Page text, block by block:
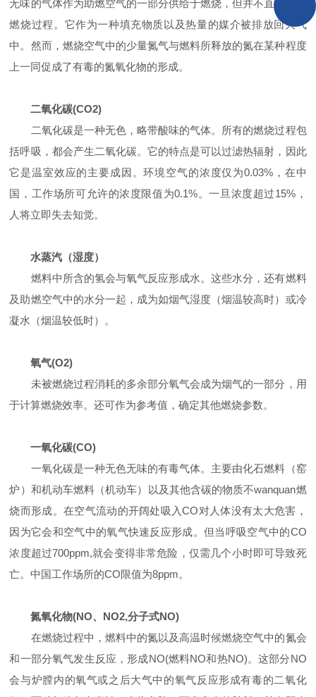
无味的气体作为助燃空气的一部分供给于燃烧，但并不直接参与
燃烧过程。它作为一种填充物质以及热量的媒介被排放回大气
中。然而，燃烧空气中的少量氮气与燃料所释放的氮在某种程度
上一同促成了有毒的氮氧化物的形成。
二氧化碳(CO2)
二氧化碳是一种无色，略带酸味的气体。所有的燃烧过程包
括呼吸，都会产生二氧化碳。它的特点是可以过滤热辐射，因此
它是温室效应的主要成因。环境空气的浓度仅为0.03%，在中
国，工作场所可允许的浓度限值为0.1%。一旦浓度超过15%，
人将立即失去知觉。
水蒸汽（湿度）
燃料中所含的氢会与氧气反应形成水。这些水分，还有燃料
及助燃空气中的水分一起，成为如烟气湿度（烟温较高时）或冷
凝水（烟温较低时）。
氧气(O2)
未被燃烧过程消耗的多余部分氧气会成为烟气的一部分，用
于计算燃烧效率。还可作为参考值，确定其他燃烧参数。
一氧化碳(CO)
一氧化碳是一种无色无味的有毒气体。主要由化石燃料（窑
炉）和机动车燃料（机动车）以及其他含碳的物质不wanquan燃
烧而形成。在空气流动的开阔处吸入CO对人体没有太大危害，
因为它会和空气中的氧气快速反应形成。但当呼吸空气中的CO
浓度超过700ppm,就会变得非常危险，仅需几个小时即可导致死
亡。中国工作场所的CO限值为8ppm。
氮氧化物(NO、NO2,分子式NO)
在燃烧过程中，燃料中的氮以及高温时候燃烧空气中的氮会
和一部分氧气发生反应，形成NO(燃料NO和热NO)。这部分NO
会与炉膛内的氧气或之后大气中的氧气反应形成有毒的二氧化